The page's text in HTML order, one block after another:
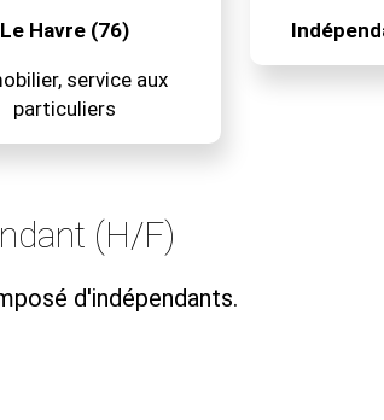
Le Havre (76)
service aux
particuliers
(H/F)
d'indépendants.